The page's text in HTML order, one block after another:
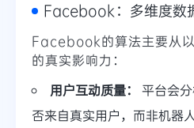
Facebook：多维度数
Facebook的算法主要从
的真实影响力：
用户互动质量：
平台会
否来自真实用户，而非机器